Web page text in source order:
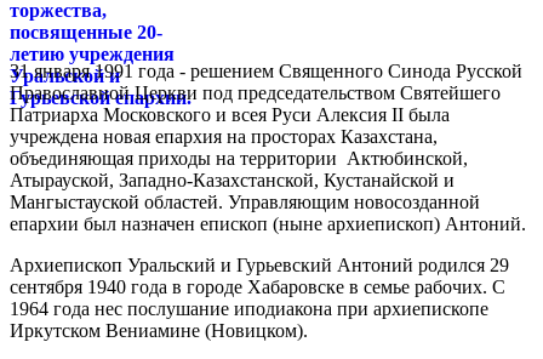
31 января 1991 года - решением Священного Синода Русской
Православной Церкви под председательством Святейшего
Патриарха Московского и всея Руси Алексия II была
учреждена новая епархия на просторах Казахстана,
объединяющая приходы на территории Актюбинской,
Атырауской, Западно-Казахстанской, Кустанайской и
Мангыстауской областей. Управляющим новосозданной
епархии был назначен епископ (ныне архиепископ) Антоний.
Архиепископ Уральский и Гурьевский Антоний родился 29
сентября 1940 года в городе Хабаровске в семье рабочих. С
1964 года нес послушание иподиакона при архиепископе
Иркутском Вениамине (Новицком).